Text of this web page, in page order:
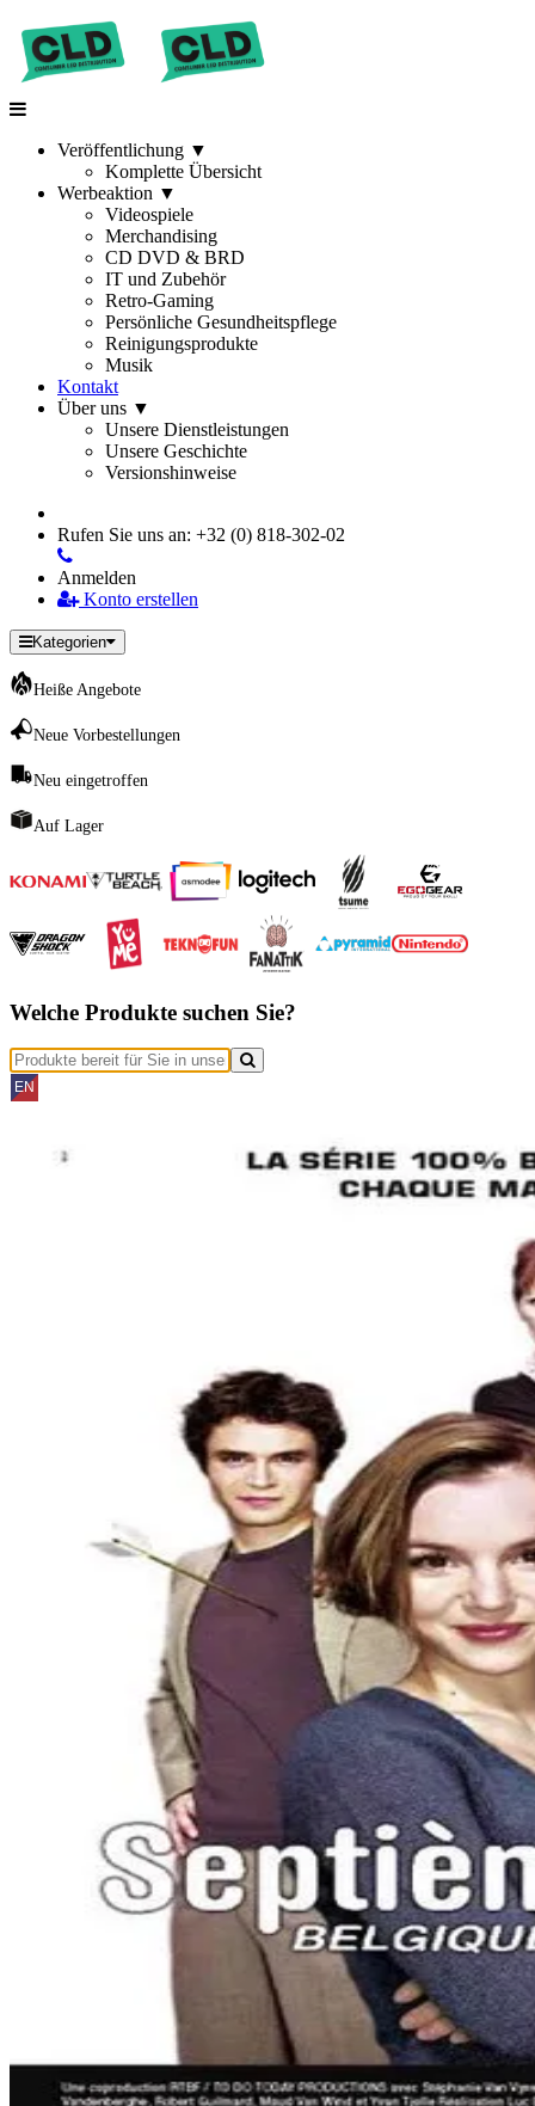
Veröffentlichung ▼
Komplette Übersicht
Werbeaktion ▼
Videospiele
Merchandising
CD DVD & BRD
IT und Zubehör
Retro-Gaming
Persönliche Gesundheitspflege
Reinigungsprodukte
Musik
Kontakt
Über uns ▼
Unsere Dienstleistungen
Unsere Geschichte
Versionshinweise
Rufen Sie uns an: +32 (0) 818-302-02
Anmelden
Konto erstellen
Kategorien
Heiße Angebote
Neue Vorbestellungen
Neu eingetroffen
Auf Lager
Welche Produkte suchen Sie?